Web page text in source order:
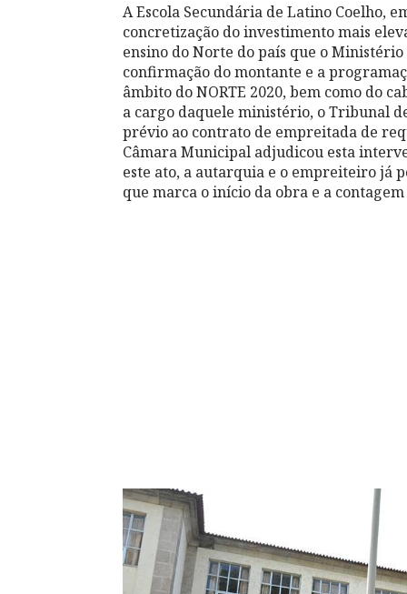
A Escola Secundária de Latino Coelho,
concretização do investimento mais
ensino do Norte do país que o
confirmação do montante e a
âmbito do NORTE 2020, bem como do
a cargo daquele ministério, o Tribunal
prévio ao contrato de empreitada de
Câmara Municipal adjudicou esta
este ato, a autarquia e o empreiteiro já
que marca o início da obra e a